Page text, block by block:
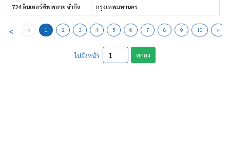
724 อินเตอร์ซัพพลาย จำกัด กรุงเทพมหานคร
<< < 1 2 3 4 5 6 7 8 9 10 >
ไปยังหน้า ตกลง